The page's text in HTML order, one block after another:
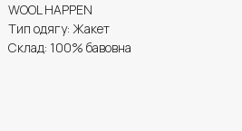
WOOL HAPPEN
Тип одягу: Жакет
Склад: 100% бавовна